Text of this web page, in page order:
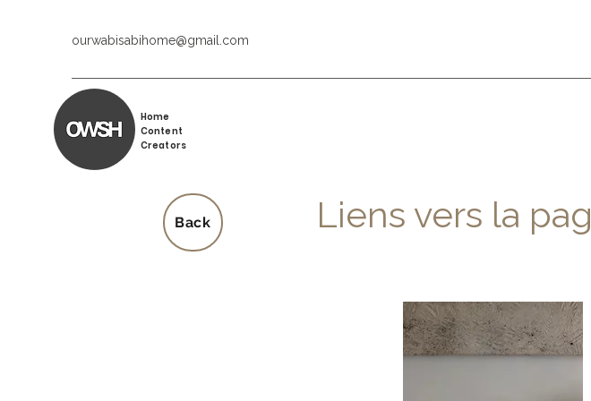
ourwabisabihome@gmail.com
Home
Content
Creators
Liens vers la
Back